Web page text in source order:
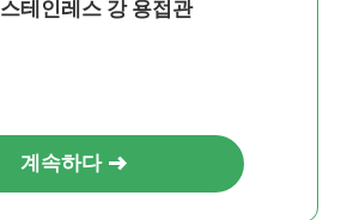
스테인레스 강 용접관
계속하다